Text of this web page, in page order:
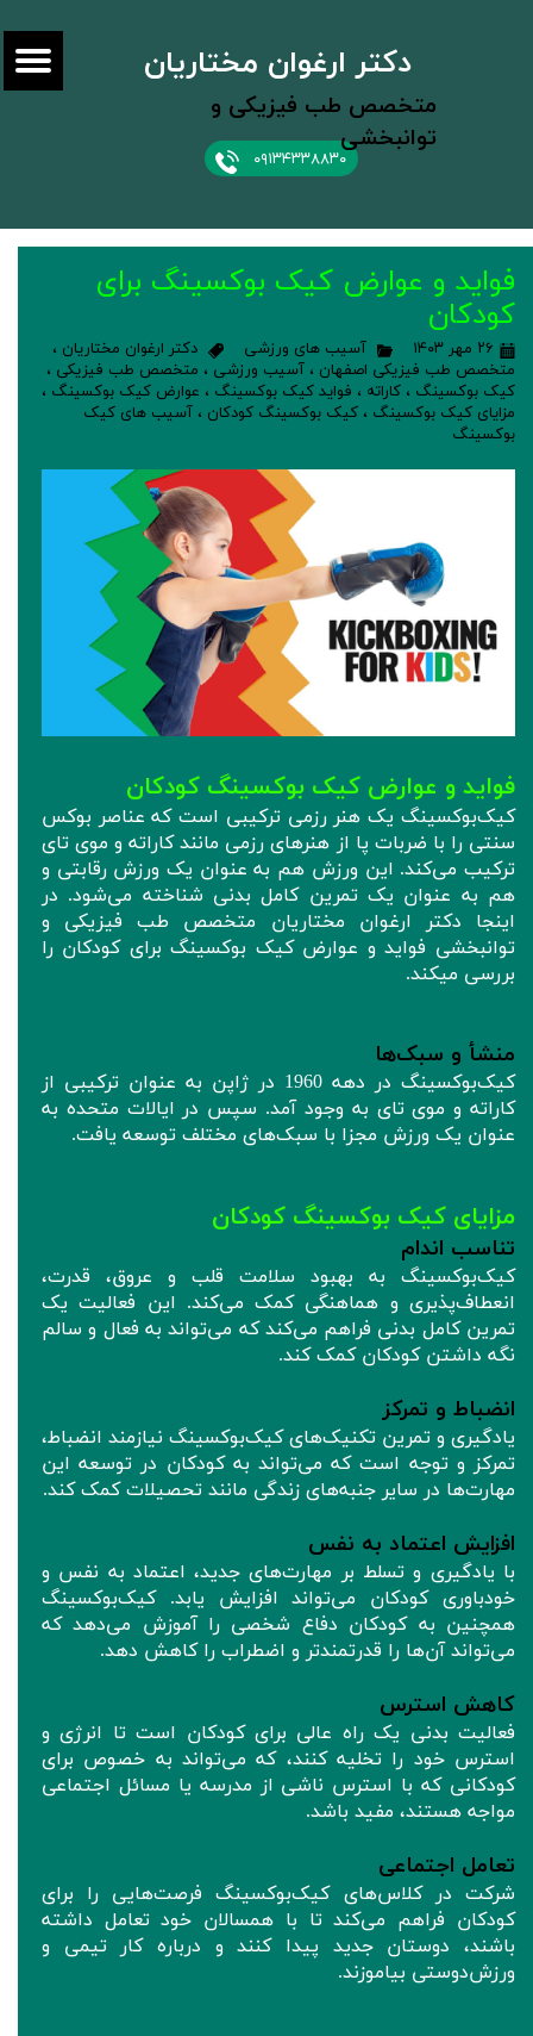
۰۹۱۳۴۳۳۸۸۳۰
دکتر ارغوان مختاریان
متخصص طب فیزیکی و
توانبخشی
فواید و عوارض کیک بوکسینگ برای
کودکان
۲۶ مهر ۱۴۰۳ آسیب های ورزشی دکتر ارغوان مختاریان ،
متخصص طب فیزیکی اصفهان ، آسیب ورزشی ، متخصص طب فیزیکی ،
کیک بوکسینگ ، کاراته ، فواید کیک بوکسینگ ، عوارض کیک بوکسینگ ،
مزایای کیک بوکسینگ ، کیک بوکسینگ کودکان ، آسیب های کیک
بوکسینگ
فواید و عوارض کیک‌ بوکسینگ کودکان
کیک‌بوکسینگ یک هنر رزمی ترکیبی است که عناصر بوکس
سنتی را با ضربات پا از هنرهای رزمی مانند کاراته و موی تای
ترکیب می‌کند. این ورزش هم به عنوان یک ورزش رقابتی و
هم به عنوان یک تمرین کامل بدنی شناخته می‌شود. در
اینجا دکتر ارغوان مختاریان متخصص طب فیزیکی و
توانبخشی فواید و عوارض کیک بوکسینگ برای کودکان را
بررسی میکند.
منشأ و سبک‌ها
کیک‌بوکسینگ در دهه 1960 در ژاپن به عنوان ترکیبی از
کاراته و موی تای به وجود آمد. سپس در ایالات متحده به
عنوان یک ورزش مجزا با سبک‌های مختلف توسعه یافت.
مزایای کیک بوکسینگ کودکان
تناسب اندام
کیک‌بوکسینگ به بهبود سلامت قلب و عروق، قدرت،
انعطاف‌پذیری و هماهنگی کمک می‌کند. این فعالیت یک
تمرین کامل بدنی فراهم می‌کند که می‌تواند به فعال و سالم
نگه داشتن کودکان کمک کند.
انضباط و تمرکز
یادگیری و تمرین تکنیک‌های کیک‌بوکسینگ نیازمند انضباط،
تمرکز و توجه است که می‌تواند به کودکان در توسعه این
مهارت‌ها در سایر جنبه‌های زندگی مانند تحصیلات کمک کند.
افزایش اعتماد به نفس
با یادگیری و تسلط بر مهارت‌های جدید، اعتماد به نفس و
خودباوری کودکان می‌تواند افزایش یابد. کیک‌بوکسینگ
همچنین به کودکان دفاع شخصی را آموزش می‌دهد که
می‌تواند آن‌ها را قدرتمندتر و اضطراب را کاهش دهد.
کاهش استرس
فعالیت بدنی یک راه عالی برای کودکان است تا انرژی و
استرس خود را تخلیه کنند، که می‌تواند به خصوص برای
کودکانی که با استرس ناشی از مدرسه یا مسائل اجتماعی
مواجه هستند، مفید باشد.
تعامل اجتماعی
شرکت در کلاس‌های کیک‌بوکسینگ فرصت‌هایی را برای
کودکان فراهم می‌کند تا با همسالان خود تعامل داشته
باشند، دوستان جدید پیدا کنند و درباره کار تیمی و
ورزش‌دوستی بیاموزند.